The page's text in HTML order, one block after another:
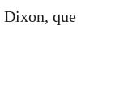
Dixon, que